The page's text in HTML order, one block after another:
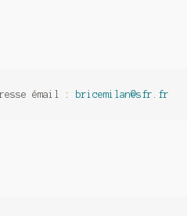
émail : bricemilan@sfr.fr